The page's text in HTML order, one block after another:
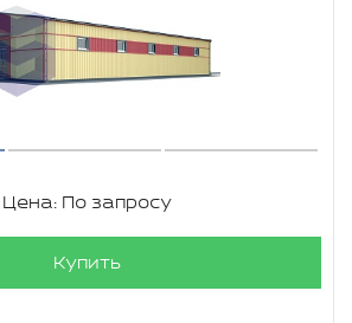
Цена: По запросу
Купить